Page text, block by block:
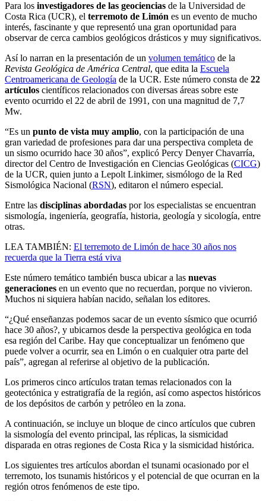
Para los investigadores de las geociencias de la Universidad de
Costa Rica (UCR), el terremoto de Limón es un evento de mucho
interés, fascinante y que representó una gran oportunidad para
observar de cerca cambios geológicos drásticos y muy significativos.
Así lo narran en la presentación de un volumen temático de la
Revista Geológica de América Central, que edita la Escuela
Centroamericana de Geología de la UCR. Este número consta de 22
artículos científicos relacionados con diversas áreas sobre este
evento ocurrido el 22 de abril de 1991, con una magnitud de 7,7
Mw.
“Es un punto de vista muy amplio, con la participación de una
gran variedad de profesiones para dar una perspectiva completa de
un sismo ocurrido hace 30 años”, explicó Percy Denyer Chavarría,
director del Centro de Investigación en Ciencias Geológicas (CICG)
de la UCR, quien junto a Lepolt Linkimer, sismólogo de la Red
Sismológica Nacional (RSN), editaron el número especial.
Entre las disciplinas abordadas por los especialistas se encuentran
sismología, ingeniería, geografía, historia, geología y sicología, entre
otras.
LEA TAMBIÉN: El terremoto de Limón de hace 30 años nos
recuerda que la Tierra está viva
Este número temático también busca ubicar a las nuevas
generaciones en un evento que no recuerdan, porque no vivieron.
Muchos ni siquiera habían nacido, señalan los editores.
“¿Qué enseñanzas podemos sacar de un evento sísmico que ocurrió
hace 30 años?, y ubicarnos desde la perspectiva geológica en toda
esa región del Caribe. Hay que conceptualizar un fenómeno que
puede volver a ocurrir, sea en Limón o en cualquier otra parte del
país”, agregan al referirse al objetivo de la publicación.
Los primeros cinco artículos tratan temas relacionados con la
geotectónica y estratigrafía de la región, así como aspectos históricos
de los depósitos de carbón y petróleo en la zona.
A continuación, se incluye un bloque de cinco artículos que cubren
la sismología del evento principal, las réplicas, la sismicidad
disparada en otras regiones de Costa Rica y la sismicidad histórica.
Los siguientes tres artículos abordan el tsunami ocasionado por el
terremoto, los tsunamis históricos y el potencial de que ocurran en la
región otros fenómenos de este tipo.